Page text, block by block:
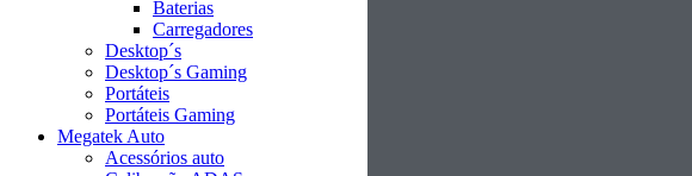
Baterias
Carregadores
Desktop´s
Desktop´s Gaming
Portáteis
Portáteis Gaming
Megatek Auto
Acessórios auto